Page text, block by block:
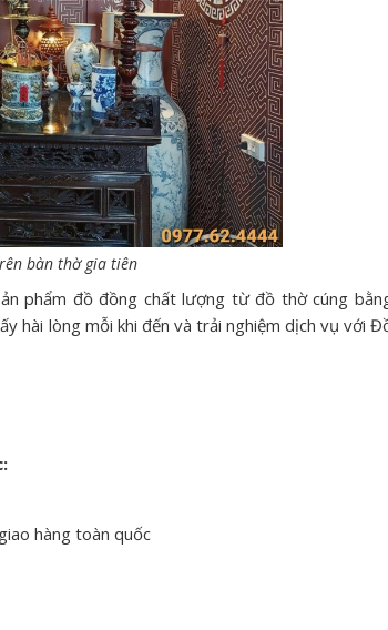
bàn thờ gia tiên
phẩm đồ đồng chất lượng từ đồ thờ cúng
hài lòng mỗi khi đến và trải nghiệm dịch vụ với
hàng toàn quốc